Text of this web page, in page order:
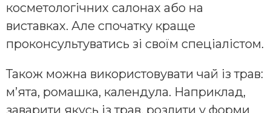
косметологічних салонах або на
виставках. Але спочатку краще
проконсультуватись зі своїм спеціалістом.
Також можна використовувати чай із трав:
м’ята, ромашка, календула. Наприклад,